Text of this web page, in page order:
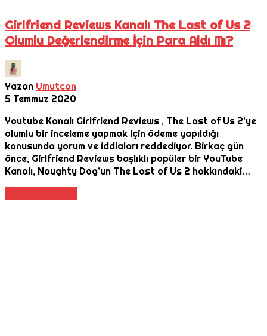
Girlfriend Reviews Kanalı The Last of Us 2
Olumlu Değerlendirme İçin Para Aldı Mı?
Yazan Umutcan
5 Temmuz 2020
Youtube Kanalı Girlfriend Reviews , The Last of Us 2’ye
olumlu bir inceleme yapmak için ödeme yapıldığı
konusunda yorum ve iddiaları reddediyor. Birkaç gün
önce, Girlfriend Reviews başlıklı popüler bir YouTube
Kanalı, Naughty Dog’un The Last of Us 2 hakkındaki…